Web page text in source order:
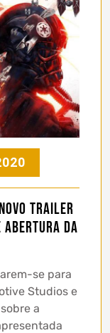
trailer
abertura da
se para
Studios e
a